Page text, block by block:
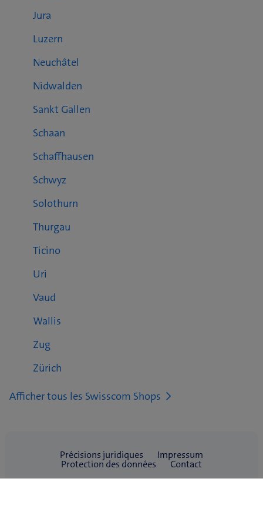
Jura
Luzern
Neuchâtel
Nidwalden
Sankt Gallen
Schaan
Schaffhausen
Schwyz
Solothurn
Thurgau
Ticino
Uri
Vaud
Wallis
Zug
Zürich
Afficher tous les Swisscom Shops